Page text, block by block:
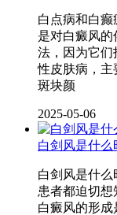
白点病和白癫
是对白癜风的
法，因为它们
性皮肤病，主
斑块颜
2025-05-06
白剑风是什么
白剑风是什么
患者都迫切想
白癜风的形